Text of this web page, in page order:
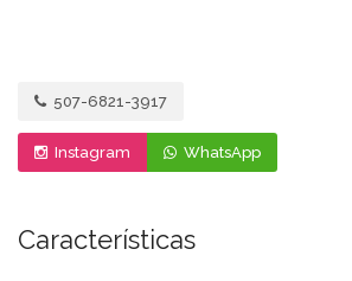
507-6821-3917
Instagram WhatsApp
Características